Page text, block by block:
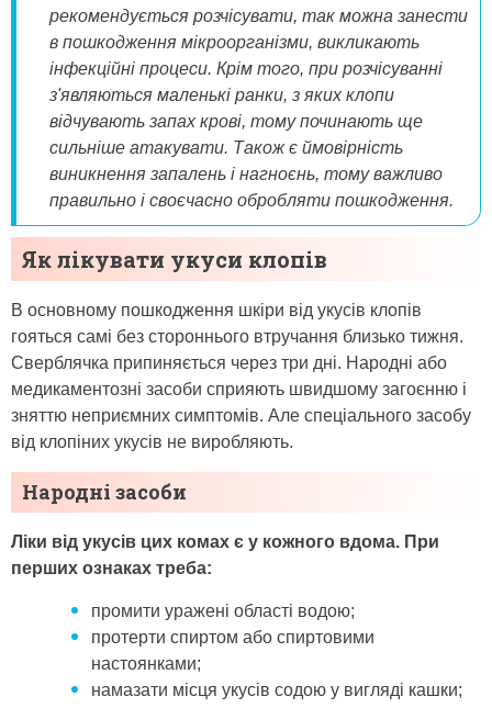
рекомендується розчісувати, так можна занести
в пошкодження мікроорганізми, викликають
інфекційні процеси. Крім того, при розчісуванні
з'являються маленькі ранки, з яких клопи
відчувають запах крові, тому починають ще
сильніше атакувати. Також є ймовірність
виникнення запалень і нагноєнь, тому важливо
правильно і своєчасно обробляти пошкодження.
Як лікувати укуси клопів
В основному пошкодження шкіри від укусів клопів
гояться самі без стороннього втручання близько тижня.
Сверблячка припиняється через три дні. Народні або
медикаментозні засоби сприяють швидшому загоєнню і
зняттю неприємних симптомів. Але спеціального засобу
від клопіних укусів не виробляють.
Народні засоби
Ліки від укусів цих комах є у кожного вдома. При
перших ознаках треба:
промити уражені області водою;
протерти спиртом або спиртовими
настоянками;
намазати місця укусів содою у вигляді кашки;